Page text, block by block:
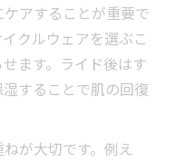
と保湿の工夫
摩擦から肌を守る
保湿の最適な組み
ロードバイク活
アすることが重要で
クルウェアを選ぶこ
ます。ライド後はす
することで肌の回復
が大切です。例え